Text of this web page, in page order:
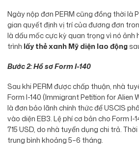
Ngày nộp đơn PERM cũng đồng thời là
gian quyết định vị trí của đương đơn
là dấu mốc cực kỳ quan trọng vì nó ảnh
trình lấy thẻ xanh Mỹ diện lao động
Bước 2: Hồ sơ Form I-140
Sau khi PERM được chấp thuận, nhà
Form I-140 (Immigrant Petition for Alien
là đơn bảo lãnh chính thức để USCIS
vào diện EB3. Lệ phí cơ bản cho Form I-
715 USD, do nhà tuyển dụng chi trả.
trung bình khoảng 5–6 tháng.